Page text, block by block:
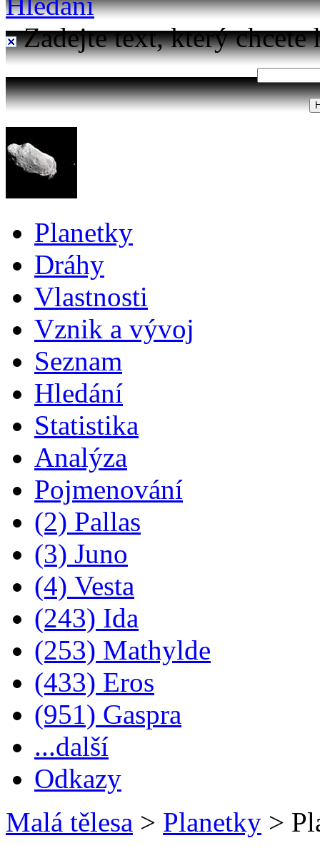
Zadejte text, který chcete
Planetky
Dráhy
Vlastnosti
Vznik a vývoj
Seznam
Hledání
Statistika
Analýza
Pojmenování
(2) Pallas
(3) Juno
(4) Vesta
(243) Ida
(253) Mathylde
(433) Eros
(951) Gaspra
...další
Odkazy
Malá tělesa > Planetky >